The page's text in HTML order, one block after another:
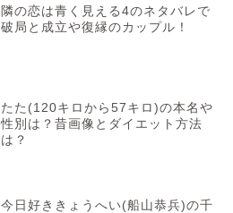
隣の恋は青く見える4のネタバレで
破局と成立や復縁のカップル！
たた(120キロから57キロ)の本名や
性別は？昔画像とダイエット方法
は？
今日好ききょうへい(船山恭兵)の千